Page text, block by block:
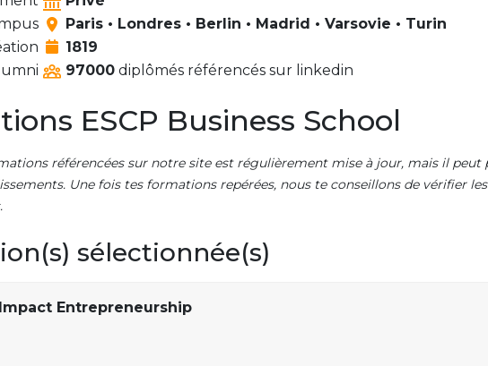
Paris • Londres • Berlin • Madrid • Varsovie • Turin
1819
97000 diplômés référencés sur linkedin
ESCP Business School
référencées sur notre site est régulièrement mise à jour, mais il
Une fois tes formations repérées, nous te conseillons de vérifier
sélectionnée(s)
Entrepreneurship